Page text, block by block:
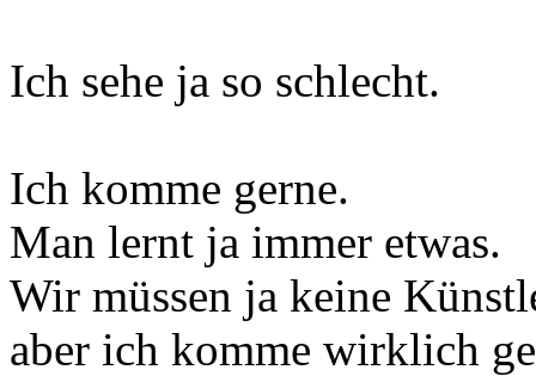
Ich sehe ja so schlecht.
Ich komme gerne.
Man lernt ja immer etwas.
Wir müssen ja keine
aber ich komme wirklich